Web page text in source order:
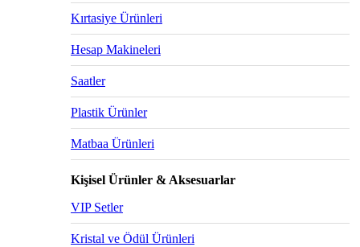
Kırtasiye Ürünleri
Hesap Makineleri
Saatler
Plastik Ürünler
Matbaa Ürünleri
Kişisel Ürünler & Aksesuarlar
VIP Setler
Kristal ve Ödül Ürünleri